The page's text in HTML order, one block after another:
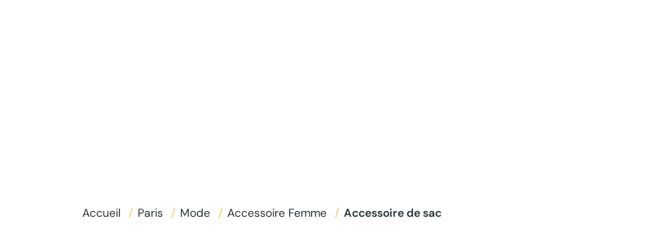
Accueil / Paris / Mode / Accessoire Femme / Accessoire de sac